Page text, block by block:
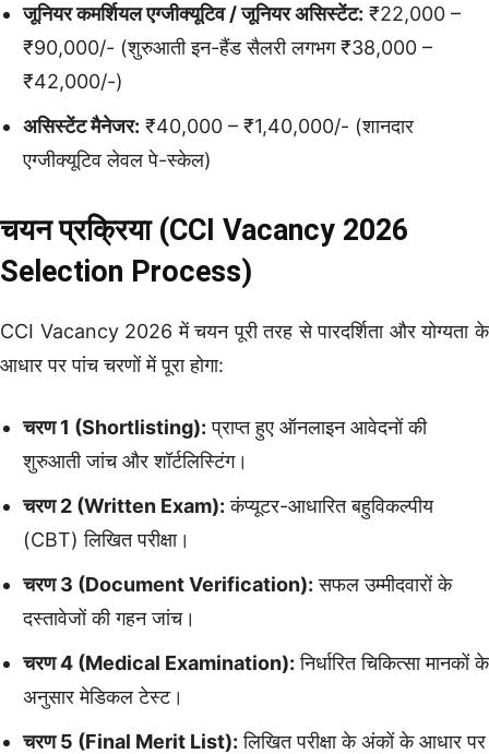
जूनियर कमर्शियल एग्जीक्यूटिव / जूनियर असिस्टेंट: ₹22,000 –
₹90,000/- (शुरुआती इन-हैंड सैलरी लगभग ₹38,000 –
₹42,000/-)
असिस्टेंट मैनेजर: ₹40,000 – ₹1,40,000/- (शानदार
एग्जीक्यूटिव लेवल पे-स्केल)
चयन प्रक्रिया (CCI Vacancy 2026
Selection Process)
CCI Vacancy 2026 में चयन पूरी तरह से पारदर्शिता और योग्यता के
आधार पर पांच चरणों में पूरा होगा:
चरण 1 (Shortlisting): प्राप्त हुए ऑनलाइन आवेदनों की
शुरुआती जांच और शॉर्टलिस्टिंग।
चरण 2 (Written Exam): कंप्यूटर-आधारित बहुविकल्पीय
(CBT) लिखित परीक्षा।
चरण 3 (Document Verification): सफल उम्मीदवारों के
दस्तावेजों की गहन जांच।
चरण 4 (Medical Examination): निर्धारित चिकित्सा मानकों के
अनुसार मेडिकल टेस्ट।
चरण 5 (Final Merit List): लिखित परीक्षा के अंकों के आधार पर